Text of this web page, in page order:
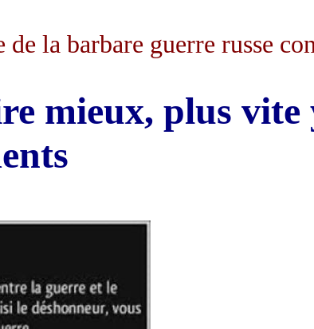
la barbare guerre russe
mieux, plus vite